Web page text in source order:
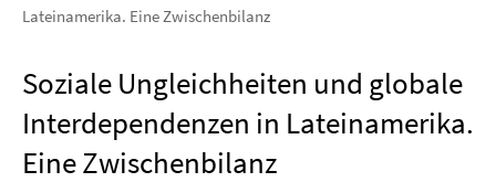
Lateinamerika. Eine Zwischenbilanz
Soziale Ungleichheiten und globale
Interdependenzen in Lateinamerika.
Eine Zwischenbilanz